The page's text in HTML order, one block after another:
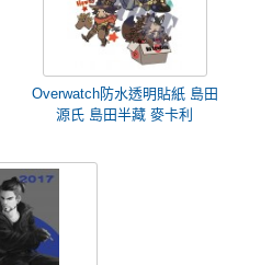
Overwatch防水透明貼紙 島田
源氏 島田半藏 麥卡利